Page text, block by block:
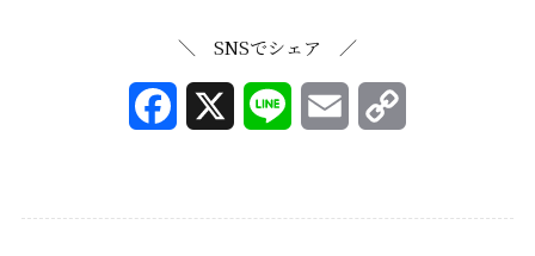
＼ SNSでシェア ／